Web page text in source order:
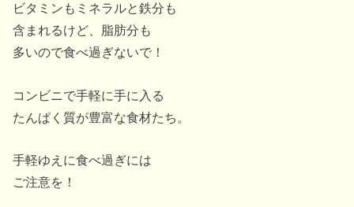
ビタミンもミネラルと鉄分も
含まれるけど、脂肪分も
多いので食べ過ぎないで！
コンビニで手軽に手に入る
たんぱく質が豊富な食材たち。
手軽ゆえに食べ過ぎには
ご注意を！